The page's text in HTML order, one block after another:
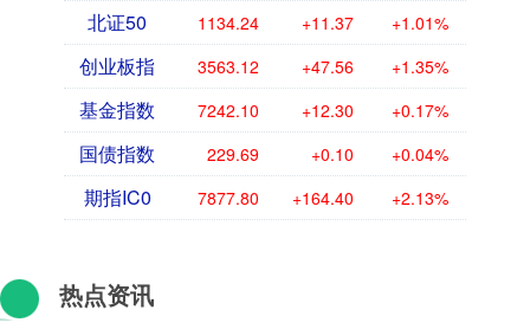
北证50 1134.24 +11.37 +1.01%
创业板指 3563.12 +47.56 +1.35%
基金指数 7242.10 +12.30 +0.17%
国债指数 229.69 +0.10 +0.04%
期指IC0 7877.80 +164.40 +2.13%
热点资讯